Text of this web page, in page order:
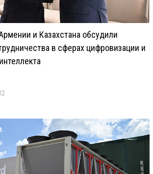
и Казахстана обсудили
в сферах цифровизации и